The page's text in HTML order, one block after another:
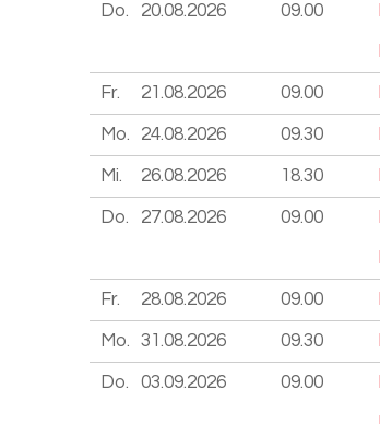
Do. 20.08.2026 09.00
Fr. 21.08.2026 09.00
Mo. 24.08.2026 09.30
Mi. 26.08.2026 18.30
Do. 27.08.2026 09.00
Fr. 28.08.2026 09.00
Mo. 31.08.2026 09.30
Do. 03.09.2026 09.00